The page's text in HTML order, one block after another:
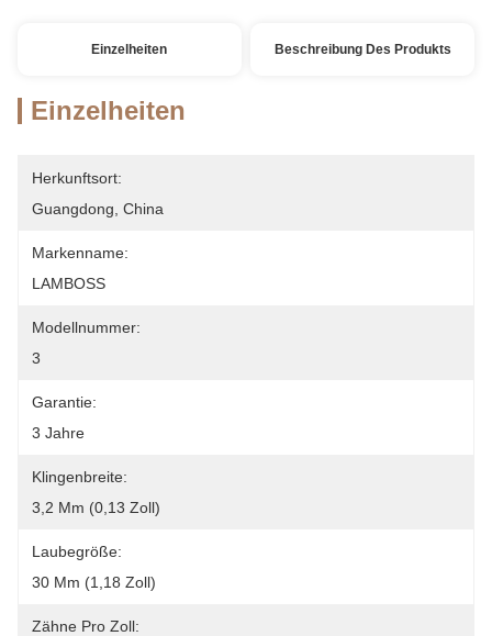
Einzelheiten Beschreibung Des Produkts
Einzelheiten
Herkunftsort:
Guangdong, China
Markenname:
LAMBOSS
Modellnummer:
3
Garantie:
3 Jahre
Klingenbreite:
3,2 Mm (0,13 Zoll)
Laubegröße:
30 Mm (1,18 Zoll)
Zähne Pro Zoll: